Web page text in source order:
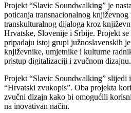
Projekt “Slavic Soundwalking” je
poticanja transnacionalnog književnog
transkulturalnog dijaloga kroz
Hrvatske, Slovenije i Srbije. Projekt
pripadaju istoj grupi južnoslavenskih
književnike, umjetnike i kulturne
pristup digitalizaciji i zvučnom dizajnu.
Projekt “Slavic Soundwalking” slijedi
“Hrvatski zvukopis”. Oba projekta
zvučni dizajn kako bi omogućili
na inovativan način.